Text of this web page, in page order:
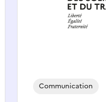
Communication